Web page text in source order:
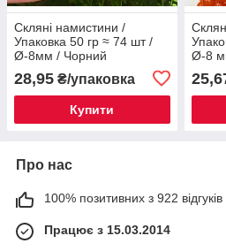
Скляні намистини /
Упаковка 50 гр ≈ 74 шт /
Ø-8мм / Чорний
28,95 ₴/упаковка
Купити
Ø-8
Про нас
100% позитивних з 922 відгуків
Працює з 15.03.2014